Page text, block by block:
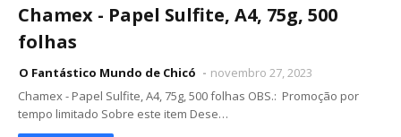
Chamex - Papel Sulfite, A4, 75g, 500
folhas
O Fantástico Mundo de Chicó
novembro 27, 2023
Chamex - Papel Sulfite, A4, 75g, 500 folhas OBS.: Promoção por
tempo limitado Sobre este item Dese…